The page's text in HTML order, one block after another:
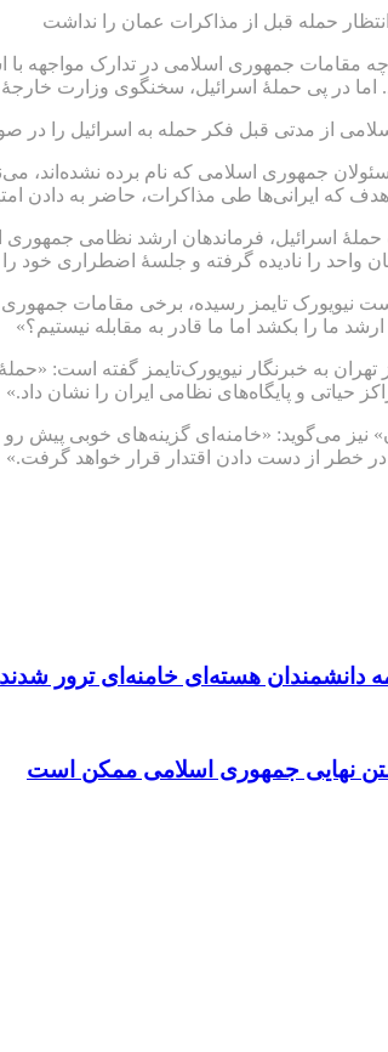
حمله قبل از مذاکرات عمان را نداشت
مقامات جمهوری اسلامی در تدارک مواجهه
در پی حملۀ اسرائیل، سخنگوی وزارت
از مدتی قبل فکر حمله به اسرائیل را در
جمهوری اسلامی که نام برده نشده‌اند،
که ایرانی‌ها طی مذاکرات، حاضر به دادن
اسرائیل، فرماندهان ارشد نظامی جمهوری
را نادیده گرفته و جلسۀ اضطراری خود
نیویورک تایمز رسیده، برخی مقامات
ما را بکشد اما ما قادر به مقابله نیستیم؟»
تهران به خبرنگار نیویورک‌تایمز گفته است:
حیاتی و پایگاه‌های نظامی ایران را نشان داد.»
می‌گوید: «خامنه‌ای گزینه‌های خوبی پیش رو
در خطر از دست دادن اقتدار قرار خواهد گرفت.»
دانشمندان هسته‌ای خامنه‌ای ترور شدند
نهایی جمهوری اسلامی ممکن است